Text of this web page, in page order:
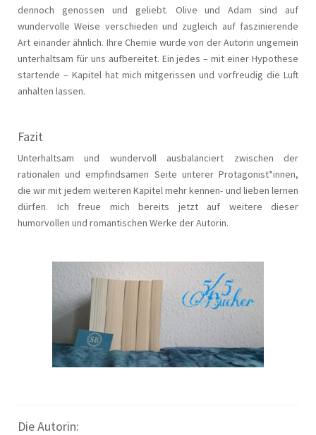
dennoch genossen und geliebt. Olive und Adam sind auf
wundervolle Weise verschieden und zugleich auf faszinierende
Art einander ähnlich. Ihre Chemie wurde von der Autorin ungemein
unterhaltsam für uns aufbereitet. Ein jedes – mit einer Hypothese
startende – Kapitel hat mich mitgerissen und vorfreudig die Luft
anhalten lassen.
Fazit
Unterhaltsam und wundervoll ausbalanciert zwischen der
rationalen und empfindsamen Seite unterer Protagonist*innen,
die wir mit jedem weiteren Kapitel mehr kennen- und lieben lernen
dürfen. Ich freue mich bereits jetzt auf weitere dieser
humorvollen und romantischen Werke der Autorin.
Die Autorin: